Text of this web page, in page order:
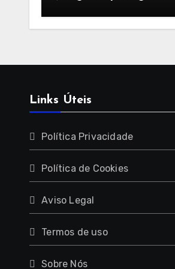
Links Úteis
Política Privacidade
Política de Cookies
Aviso Legal
Termos de uso
Sobre Nós